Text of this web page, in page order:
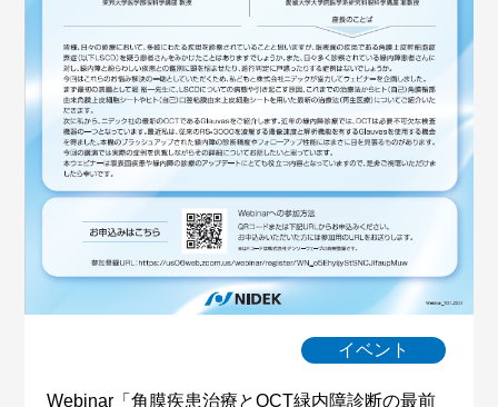
イベント
Webinar「角膜疾患治療とOCT緑内障診断の最前